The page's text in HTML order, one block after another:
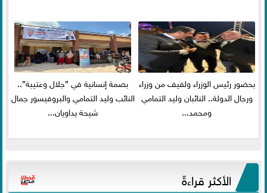
بحضور رئيس الوزراء ولفيف من وزراء
ورجال الدولة.. النائبان وليد التمامي
ومحمد...
بصمة إنسانية في ”جلال وعتيبة”..
النائب وليد التمامي والبروفيسور جمال
شيحة يداويان...
الأكثر قراءةً